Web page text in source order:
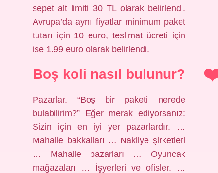
sepet alt limiti 30 TL olarak belirlendi.
Avrupa’da aynı fiyatlar minimum paket
tutarı için 10 euro, teslimat ücreti için
ise 1.99 euro olarak belirlendi.
Boş koli nasıl bulunur?
Pazarlar. “Boş bir paketi nerede
bulabilirim?” Eğer merak ediyorsanız:
Sizin için en iyi yer pazarlardır. …
Mahalle bakkalları … Nakliye şirketleri
… Mahalle pazarları … Oyuncak
mağazaları … İşyerleri ve ofisler. …